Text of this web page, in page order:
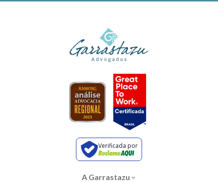
Verificada por
A Garrastazu